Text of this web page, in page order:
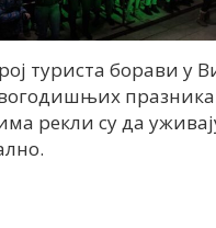
туриста борави у
рекли су да